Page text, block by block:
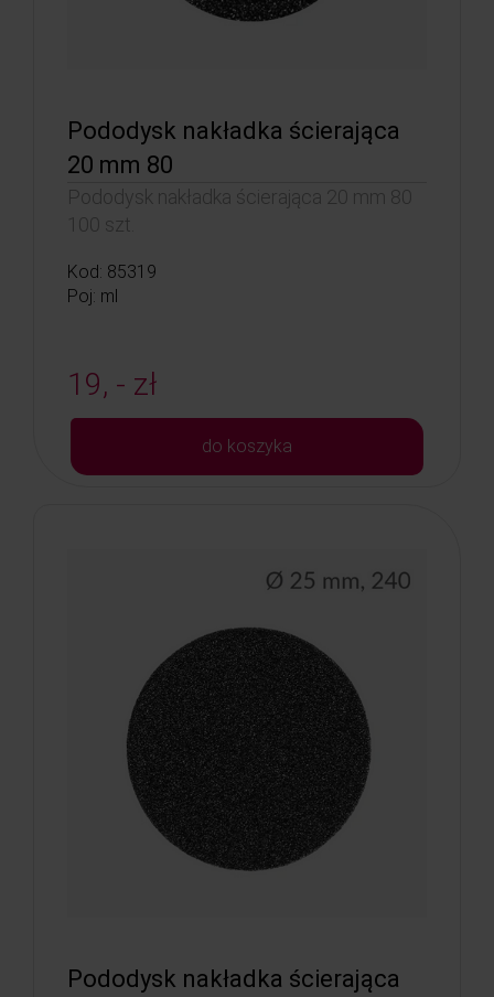
Pododysk nakładka ścierająca
20 mm 80
Pododysk nakładka ścierająca 20 mm 80
100 szt.
Kod: 85319
Poj: ml
19, - zł
do koszyka
Pododysk nakładka ścierająca